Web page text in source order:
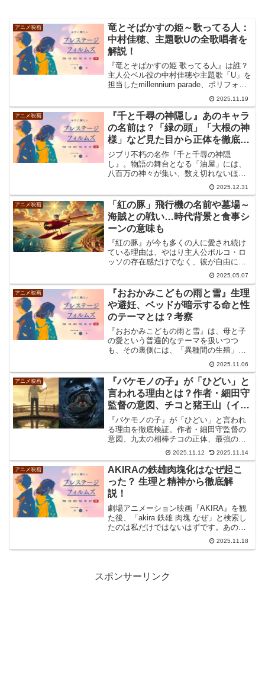
アニメ映画
竜とそばかすの姫～歌ってる人：
中村佳穂、主題歌Uの全歌唱者を
解説！
『竜とそばかすの姫 歌ってる人』は誰？
主人公ベル役の中村佳穂や主題歌「U」を
担当したmillennium parade、ポリフォニ
ー合唱の豪華歌手陣まで、竜とそばかす
の姫 歌ってる人を徹底解説します。Ado
が歌っているという誤解も解消し、日本
アカデミー賞最優秀音楽賞を受賞した音
楽制作の核心に迫ります。
2025.11.19
アニメ映画
『千と千尋の神隠し』あのキャラ
の名前は？「緑の頭」「大根の神
様」など見た目から正体を徹底解
説
ジブリ不朽の名作『千と千尋の神隠
し』。物語の舞台となる「油屋」には、
八百万の神々が集い、数え切れないほど
多くの不思議な神様や生き物が登場しま
す。その造形の深さは、公開から20年以
上経った今でも多くのファンを魅了して
やみません。映画を観ていて...
2025.12.31
アニメ映画
「紅の豚」飛行機の名前や墓場～
海賊との戦い…時代背景と食事シ
ーンの意味も
『紅の豚』が今も多くの人に愛され続け
ている理由は、やはり主人公ポルコ・ロ
ッソの存在感だけでなく、彼が自由に飛
び回る“空の世界”そのものが、他にない魅
力を放っているからではないでしょう
か。この作品には、キャッチーな空中バ
トルや愉快な空賊たち、...
2025.05.07
アニメ映画
『おおかみこどもの雨と雪』生理
や避妊、ベッドが暗示する命と性
のテーマとは？考察
『おおかみこどもの雨と雪』は、母と子
の愛という普遍的なテーマを扱いつつ
も、その裏側には、「異種間の生殖」
「性のタブー」「命のリアリティ」とい
った、極めてデリケートで踏み込んだテ
ーマが隠されています。これらのテーマ
は、作中の特定のシーンやキー...
2025.11.06
アニメ映画
『バケモノの子』が「ひどい」と
言われる理由とは？作者・細田守
監督の意図、チコと猪王山（イノ
シシ）の正体まで徹底解説
『バケモノの子』が「ひどい」と言われ
る理由を徹底検証。作者・細田守監督の
意図、九太の相棒チコの正体、最強のバ
ケモノ猪王山（イノシシ）の役割まで深
2025.11.12 2025.11.14
アニメ映画
AKIRAの鉄雄肉塊化はなぜ起こ
った？ 生理と精神から徹底解
説！
劇場アニメーション映画『AKIRA』を観
た後、「akira 鉄雄 肉塊 なぜ」と検索し
たのは私だけではないはずです。あの衝
撃的なクライマックスで、島鉄雄の肉体
が巨大でグロテスクな塊へと変異してい
2025.11.18
スポンサーリンク